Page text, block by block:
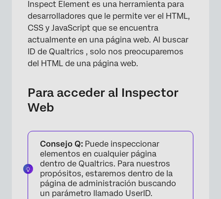
Inspect Element es una herramienta para
desarrolladores que le permite ver el HTML,
CSS y JavaScript que se encuentra
actualmente en una página web. Al buscar
ID de Qualtrics , solo nos preocuparemos
del HTML de una página web.
Para acceder al Inspector
Web
Consejo Q: Puede inspeccionar
elementos en cualquier página
dentro de Qualtrics. Para nuestros
propósitos, estaremos dentro de la
página de administración buscando
un parámetro llamado UserID.